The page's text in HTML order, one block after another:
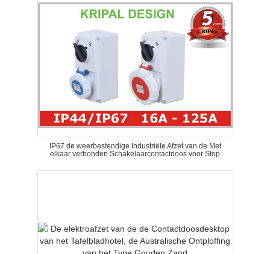
IP67 de weerbestendige Industriële Afzet van de Met
elkaar verbonden Schakelaarcontactdoos voor Stop